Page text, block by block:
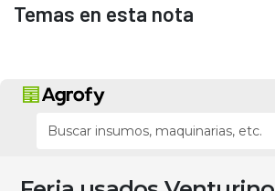
Temas en esta nota